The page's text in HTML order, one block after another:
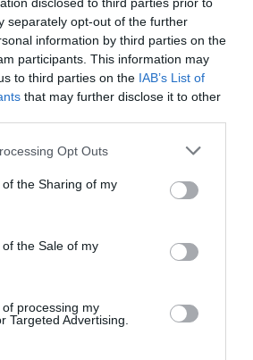
separately opt-out of the further
information by third parties on the
participants. This information may
to third parties on the IAB’s List of
that may further disclose it to other
app uses one or more Google
or usage behaviour. You may click to
to Google and its third-party tags to
specified purposes in below Google
Opt Outs
the Sharing of my
the Sale of my
processing my
Targeted Advertising.
kínáljuk.
Twitter Pinterest
Következő bejegyzés